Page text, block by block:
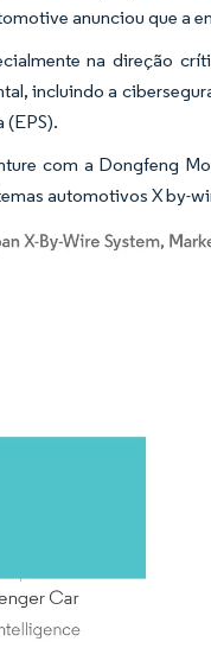
anunciou que a
na direção
incluindo a
(EPS).
com a Dongfeng
automotivos X by-